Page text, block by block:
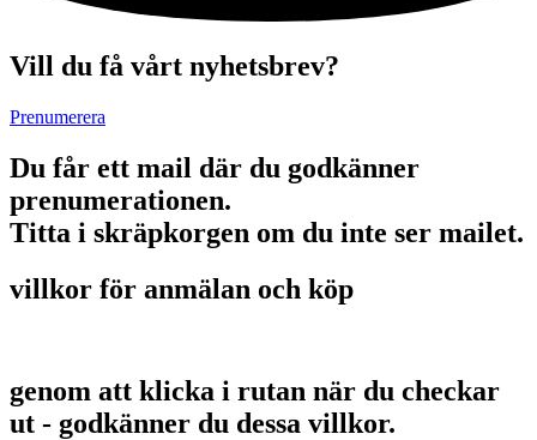
Vill du få vårt nyhetsbrev?
Prenumerera
Du får ett mail där du godkänner
prenumerationen.
Titta i skräpkorgen om du inte ser mailet.
villkor för anmälan och köp
genom att klicka i rutan när du checkar
ut - godkänner du dessa villkor.